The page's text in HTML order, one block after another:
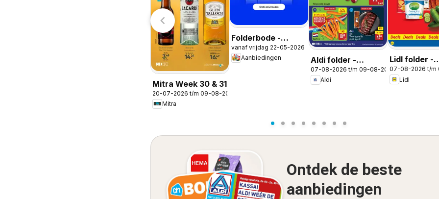
Mitra Week 30 & 31
20-07-2026 t/m 09-08-2026
Mitra
Folderbode -
Aanbiedingen in de
app
vanaf vrijdag 22-05-2026
Aanbiedingen
Aldi folder -
Weekendfolder
07-08-2026 t/m 09-08-2026
Aldi
Lidl folder -
07-08-2026 t/m
Lidl
Ontdek de beste
aanbiedingen